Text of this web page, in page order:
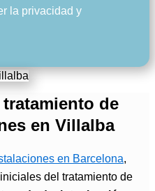
la privacidad y
de
en Villalba
en Barcelona,
del tratamiento de